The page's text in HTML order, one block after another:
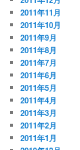
2011年11月
2011年10月
2011年9月
2011年8月
2011年7月
2011年6月
2011年5月
2011年4月
2011年3月
2011年2月
2011年1月